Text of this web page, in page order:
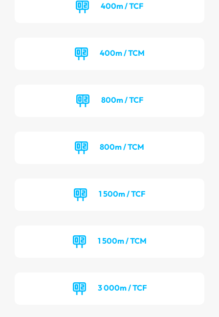
400m / TCF
400m / TCM
800m / TCF
800m / TCM
1 500m / TCF
1 500m / TCM
3 000m / TCF